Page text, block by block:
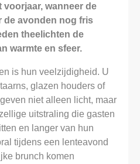
voorjaar, wanneer de
de avonden nog fris
theelichten de
warmte en sfeer.
is hun veelzijdigheid. U
glazen houders of
niet alleen licht, maar
uitstraling die gasten
en langer van hun
tijdens een lenteavond
brunch komen